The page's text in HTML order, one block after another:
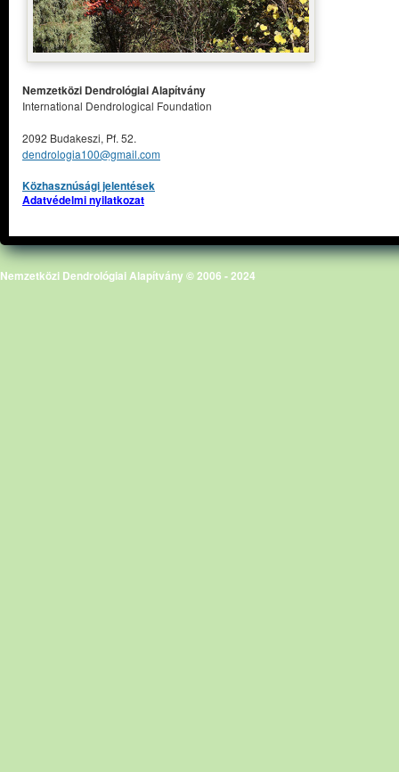
Nemzetközi Dendrológiai Alapítvány
International Dendrological Foundation
2092 Budakeszi, Pf. 52.
dendrologia100@gmail.com
Közhasznúsági jelentések
Adatvédelmi nyilatkozat
Nemzetközi Dendrológiai Alapítvány © 2006 - 2024